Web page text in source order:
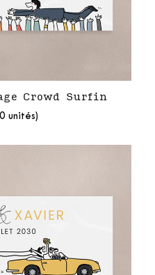
Crowd Surfin
unités)